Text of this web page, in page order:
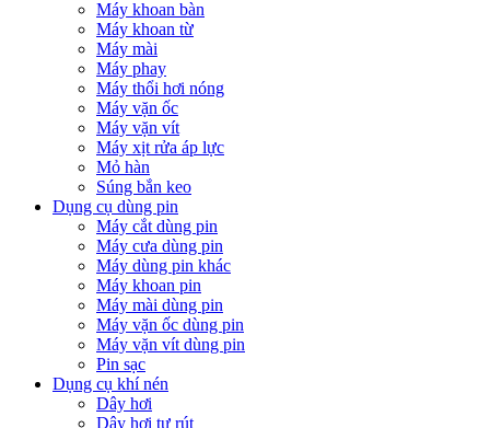
Máy khoan bàn
Máy khoan từ
Máy mài
Máy phay
Máy thổi hơi nóng
Máy vặn ốc
Máy vặn vít
Máy xịt rửa áp lực
Mỏ hàn
Súng bắn keo
Dụng cụ dùng pin
Máy cắt dùng pin
Máy cưa dùng pin
Máy dùng pin khác
Máy khoan pin
Máy mài dùng pin
Máy vặn ốc dùng pin
Máy vặn vít dùng pin
Pin sạc
Dụng cụ khí nén
Dây hơi
Dây hơi tự rút